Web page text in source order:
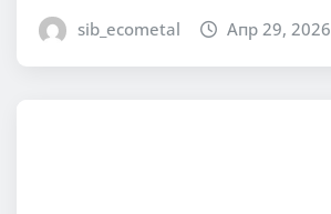
sib_ecometal Апр 29, 2026